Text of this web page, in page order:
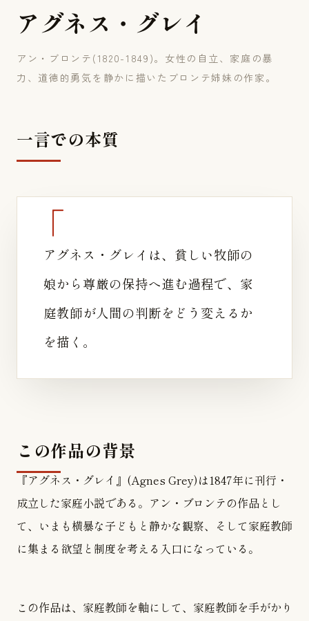
アグネス ・ グレイ
アン・ブロンテ(1820-1849)。女性の自立、家庭の暴
力、道徳的勇気を静かに描いたブロンテ姉妹の作家。
一言での本質
アグネス・グレイは、貧しい牧師の
娘から尊厳の保持へ進む過程で、家
庭教師が人間の判断をどう変えるか
を描く。
この作品の背景
『アグネス・グレイ』(Agnes Grey)は1847年に刊行・
成立した家庭小説である。アン・ブロンテの作品とし
て、いまも横暴な子どもと静かな観察、そして家庭教師
に集まる欲望と制度を考える入口になっている。
この作品は、家庭教師を軸にして、家庭教師を手がかり